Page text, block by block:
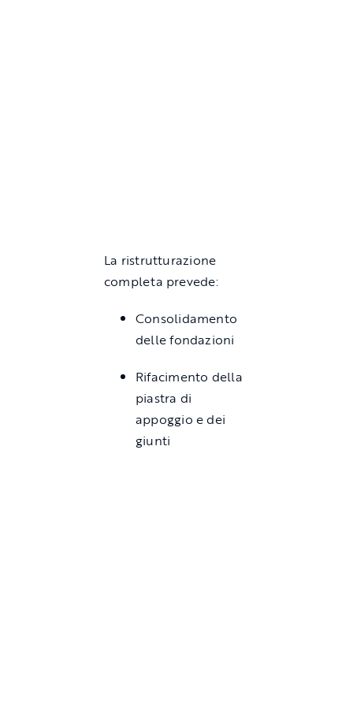
La ristrutturazione
completa prevede:
Consolidamento
delle fondazioni
Rifacimento della
piastra di
appoggio e dei
giunti